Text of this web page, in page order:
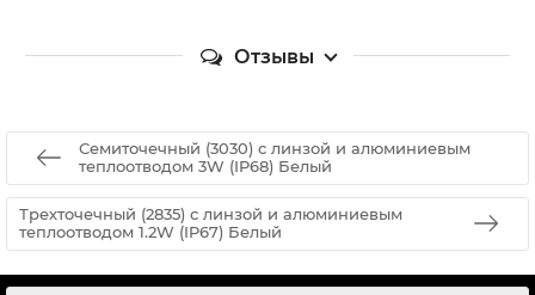
Отзывы
Семиточечный (3030) с линзой и алюминиевым
теплоотводом 3W (IP68) Белый
Трехточечный (2835) с линзой и алюминиевым
теплоотводом 1.2W (IP67) Белый